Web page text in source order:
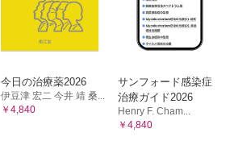
今日の治療薬2026
伊豆津 宏二 今井 靖 桑...
￥4,840
サンフォード感染症
治療ガイド2026
Henry F. Cham...
￥4,840